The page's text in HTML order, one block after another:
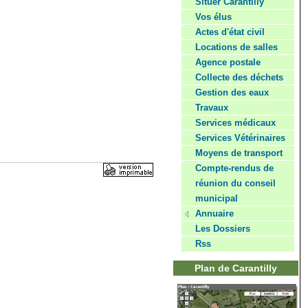
Vos élus
Actes d'état civil
Locations de salles
Agence postale
Collecte des déchets
Gestion des eaux
Travaux
Services médicaux
Services Vétérinaires
Moyens de transport
Compte-rendus de
réunion du conseil
municipal
Annuaire
Les Dossiers
Rss
Plan de Carantilly